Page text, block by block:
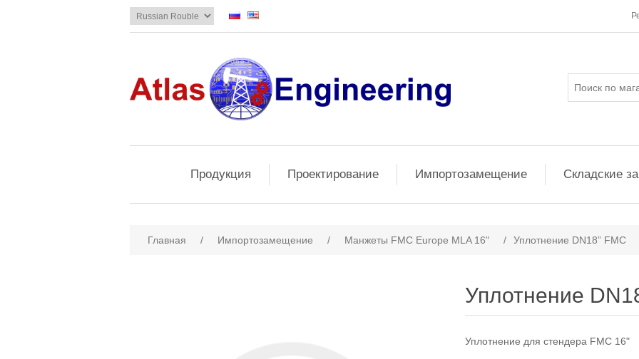
Продукция Проектирование Импортозамещение Складские
Главная / Импортозамещение / Манжеты FMC Europe MLA 16" / Уплотнение DN18” FMC
Уплотнение
Уплотнение для стендера FMC 16"